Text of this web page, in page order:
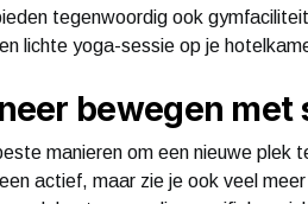
tegenwoordig ook
lichte yoga-sessie op je
bewegen met
manieren om een nieuwe
actief, maar zie je ook veel